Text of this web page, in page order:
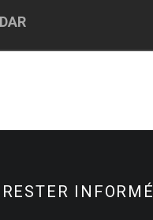
RESTER INFORMÉ